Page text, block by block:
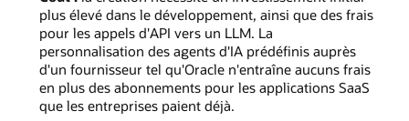
plus élevé dans le développement, ainsi que des frais
pour les appels d'API vers un LLM. La
personnalisation des agents d'IA prédéfinis auprès
d'un fournisseur tel qu'Oracle n'entraîne aucuns frais
en plus des abonnements pour les applications SaaS
que les entreprises paient déjà.